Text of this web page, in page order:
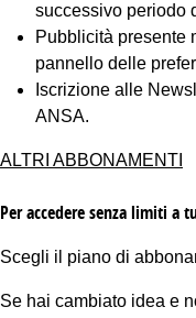
successivo periodo
Pubblicità presente
pannello delle
Iscrizione alle
ANSA.
ALTRI ABBONAMENTI
Per accedere senza limiti a
Scegli il piano di
Se hai cambiato idea e